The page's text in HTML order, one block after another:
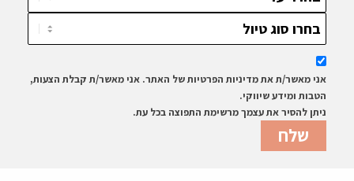
אני מאשר/ת את מדיניות הפרטיות של האתר. אני מאשר/ת קבלת הצעות,
הטבות ומידע שיווקי.
ניתן להסיר את עצמך מרשימת התפוצה בכל עת.